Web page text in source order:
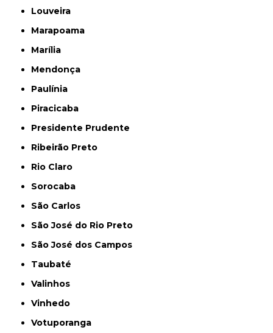
Louveira
Marapoama
Marília
Mendonça
Paulínia
Piracicaba
Presidente Prudente
Ribeirão Preto
Rio Claro
Sorocaba
São Carlos
São José do Rio Preto
São José dos Campos
Taubaté
Valinhos
Vinhedo
Votuporanga